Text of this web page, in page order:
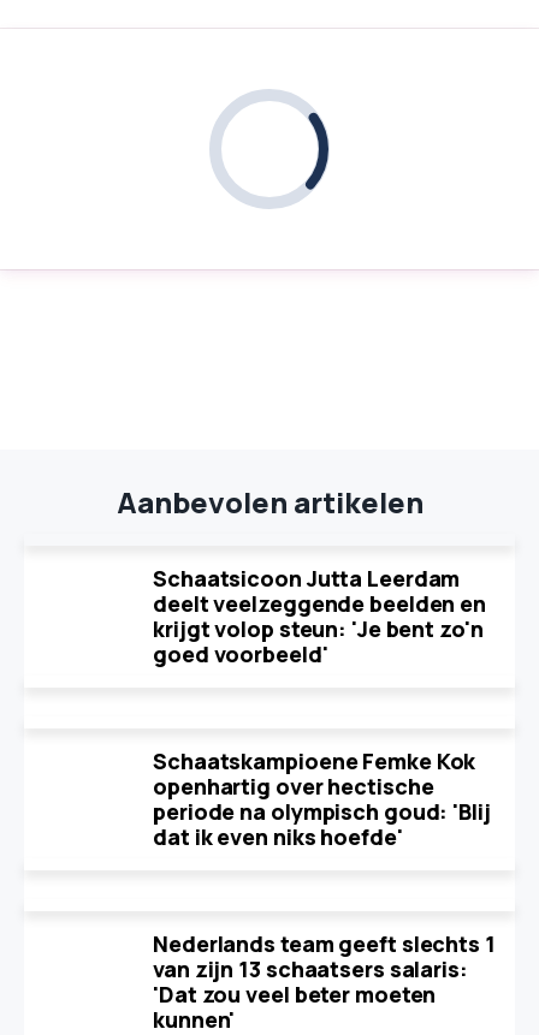
Aanbevolen artikelen
Schaatsicoon Jutta Leerdam
deelt veelzeggende beelden en
krijgt volop steun: 'Je bent zo'n
goed voorbeeld'
Schaatskampioene Femke Kok
openhartig over hectische
periode na olympisch goud: 'Blij
dat ik even niks hoefde'
Nederlands team geeft slechts 1
van zijn 13 schaatsers salaris:
'Dat zou veel beter moeten
kunnen'